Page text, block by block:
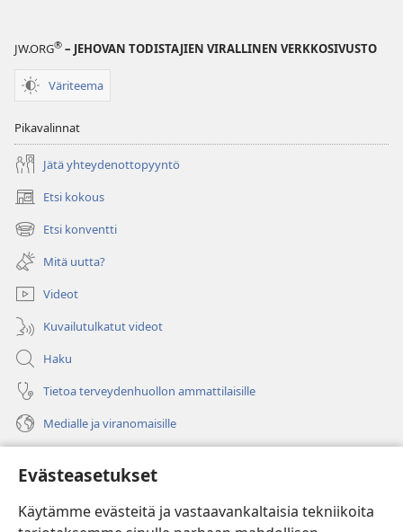
Evästeasetukset
Käytämme evästeitä ja vastaavankaltaisia tekniikoita
JW.ORG® – JEHOVAN TODISTAJIEN VIRALLINEN VERKKOSIVUSTO
Väriteema
Pikavalinnat
Jätä yhteydenottopyyntö
Etsi kokous
(avaa
uuden
ikkunan)
Etsi konventti
(avaa
uuden
ikkunan)
Mitä uutta?
Videot
Kuvailutulkatut videot
Haku
Tietoa terveydenhuollon ammattilaisille
Medialle ja viranomaisille
(avaa
uuden